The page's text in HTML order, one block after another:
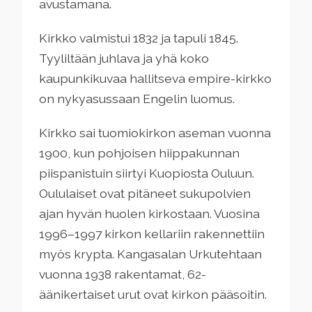
avustamana.
Kirkko valmistui 1832 ja tapuli 1845.
Tyyliltään juhlava ja yhä koko
kaupunkikuvaa hallitseva empire-kirkko
on nykyasussaan Engelin luomus.
Kirkko sai tuomiokirkon aseman vuonna
1900, kun pohjoisen hiippakunnan
piispanistuin siirtyi Kuopiosta Ouluun.
Oululaiset ovat pitäneet sukupolvien
ajan hyvän huolen kirkostaan. Vuosina
1996–1997 kirkon kellariin rakennettiin
myös krypta. Kangasalan Urkutehtaan
vuonna 1938 rakentamat, 62-
äänikertaiset urut ovat kirkon pääsoitin.